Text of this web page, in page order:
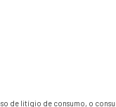
de litígio de consumo, o